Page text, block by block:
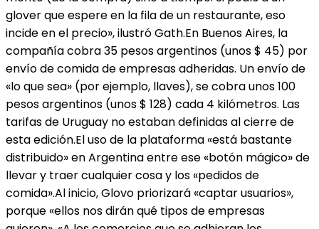
glover que espere en la fila de un restaurante, eso
incide en el precio», ilustró Gath.En Buenos Aires, la
compañía cobra 35 pesos argentinos (unos $ 45) por
envío de comida de empresas adheridas. Un envío de
«lo que sea» (por ejemplo, llaves), se cobra unos 100
pesos argentinos (unos $ 128) cada 4 kilómetros. Las
tarifas de Uruguay no estaban definidas al cierre de
esta edición.El uso de la plataforma «está bastante
distribuido» en Argentina entre ese «botón mágico» de
llevar y traer cualquier cosa y los «pedidos de
comida».Al inicio, Glovo priorizará «captar usuarios»,
porque «ellos nos dirán qué tipos de empresas